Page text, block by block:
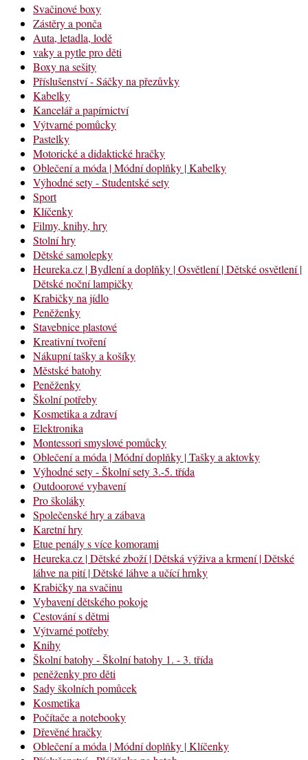
Svačinové boxy
Zástěry a ponča
Auta, letadla, lodě
vaky a pytle pro děti
Boxy na sešity
Příslušenství - Sáčky na přezůvky
Kabelky
Kancelář a papírnictví
Výtvarné pomůcky
Pastelky
Motorické a didaktické hračky
Oblečení a móda | Módní doplňky | Kabelky
Výhodné sety - Studentské sety
Sport
Klíčenky
Filmy, knihy, hry
Stolní hry
Dětské samolepky
Heureka.cz | Bydlení a doplňky | Osvětlení | Dětské osvětlení |
Dětské noční lampičky
Krabičky na jídlo
Peněženky
Stavebnice plastové
Kreativní tvoření
Nákupní tašky a košíky
Městské batohy
Peněženky
Školní potřeby
Kosmetika a zdraví
Elektronika
Montessori smyslové pomůcky
Oblečení a móda | Módní doplňky | Tašky a aktovky
Výhodné sety - Školní sety 3.-5. třída
Outdoorové vybavení
Pro školáky
Společenské hry a zábava
Karetní hry
Etue penály s více komorami
Heureka.cz | Dětské zboží | Dětská výživa a krmení | Dětské
láhve na pití | Dětské láhve a učící hrnky
Krabičky na svačinu
Vybavení dětského pokoje
Cestování s dětmi
Výtvarné potřeby
Knihy
Školní batohy - Školní batohy 1. - 3. třída
peněženky pro děti
Sady školních pomůcek
Kosmetika
Počítače a notebooky
Dřevěné hračky
Oblečení a móda | Módní doplňky | Klíčenky